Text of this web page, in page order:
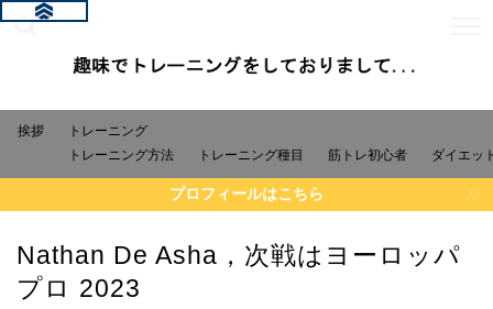
挨拶
トレーニング
トレーニング方法
トレーニング種目 筋トレ初心者 ダイエッ
プロフィールはこちら
Nathan De Asha，次戦はヨーロッパ
プロ 2023